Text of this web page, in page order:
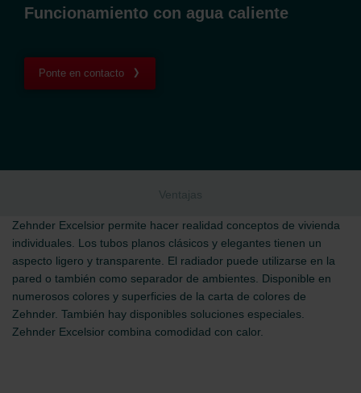
Funcionamiento con agua caliente
Ponte en contacto
Ventajas
Zehnder Excelsior permite hacer realidad conceptos de vivienda
individuales. Los tubos planos clásicos y elegantes tienen un
aspecto ligero y transparente. El radiador puede utilizarse en la
pared o también como separador de ambientes. Disponible en
numerosos colores y superficies de la carta de colores de
Zehnder. También hay disponibles soluciones especiales.
Zehnder Excelsior combina comodidad con calor.